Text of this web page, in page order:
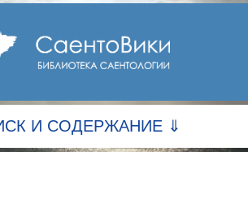
И СОДЕРЖАНИЕ ⇓